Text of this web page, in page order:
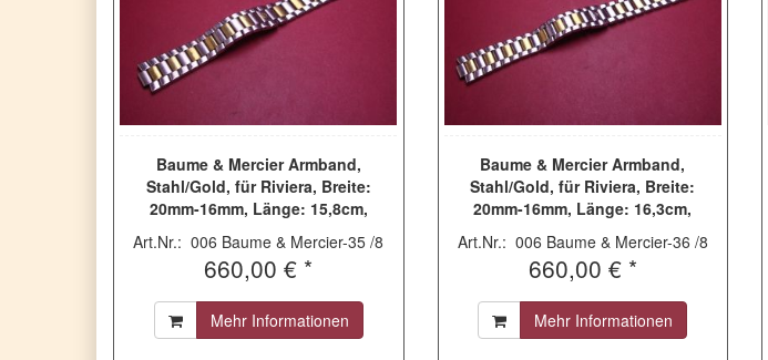
Baume & Mercier Armband,
Stahl/Gold, für Riviera, Breite:
20mm-16mm, Länge: 15,8cm,
gebraucht
Art.Nr.: 006 Baume & Mercier-35 /8
660,00 € *
Mehr Informationen
Baume & Mercier Armband,
Stahl/Gold, für Riviera, Breite:
20mm-16mm, Länge: 16,3cm,
gebraucht
Art.Nr.: 006 Baume & Mercier-36 /8
660,00 € *
Mehr Informationen